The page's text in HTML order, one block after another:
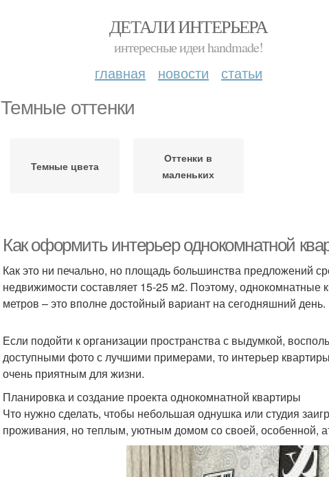
ДЕТАЛИ ИНТЕРЬЕРА
интересные идеи handmade!
главная новости статьи
Темные оттенки
Темные цвета
Оттенки в
маленьких
Как оформить интерьер однокомнатной
Как это ни печально, но площадь большинства предложений
недвижимости составляет 15-25 м2. Поэтому, однокомнатные
метров – это вполне достойный вариант на сегодняшний день.
Если подойти к организации пространства с выдумкой,
доступными фото с лучшими примерами, то интерьер
очень приятным для жизни.
Планировка и создание проекта однокомнатной квартиры
Что нужно сделать, чтобы небольшая однушка или студия
проживания, но теплым, уютным домом со своей, особенной,